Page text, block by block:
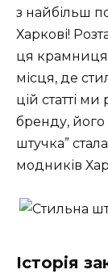
з найбільш
Харкові!
ця крамниця
місця, де
цій статті
бренду, його
штучка”
модників
Історія